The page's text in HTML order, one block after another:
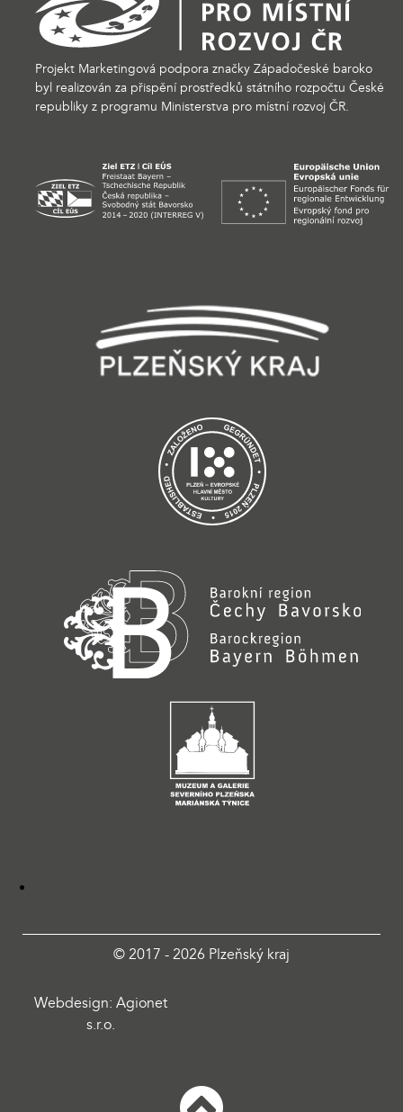
Projekt Marketingová podpora značky Západočeské baroko
byl realizován za přispění prostředků státního rozpočtu České
republiky z programu Ministerstva pro místní rozvoj ČR.
© 2017 - 2026 Plzeňský kraj
Webdesign: Agionet
s.r.o.